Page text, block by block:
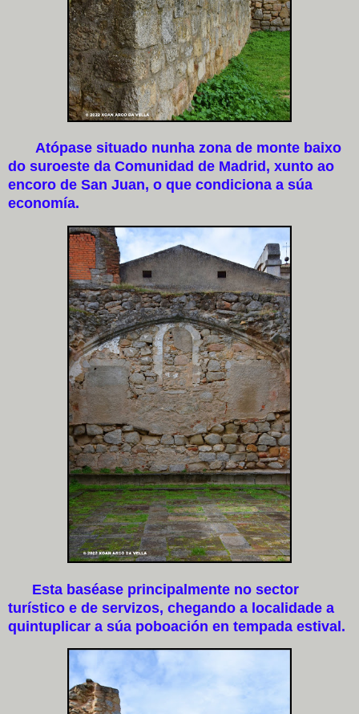
Atópase situado nunha zona de monte baixo
do suroeste da Comunidad de Madrid, xunto ao
encoro de San Juan, o que condiciona a súa
economía.
Esta baséase principalmente no sector
turístico e de servizos, chegando a localidade a
quintuplicar a súa poboación en tempada estival.